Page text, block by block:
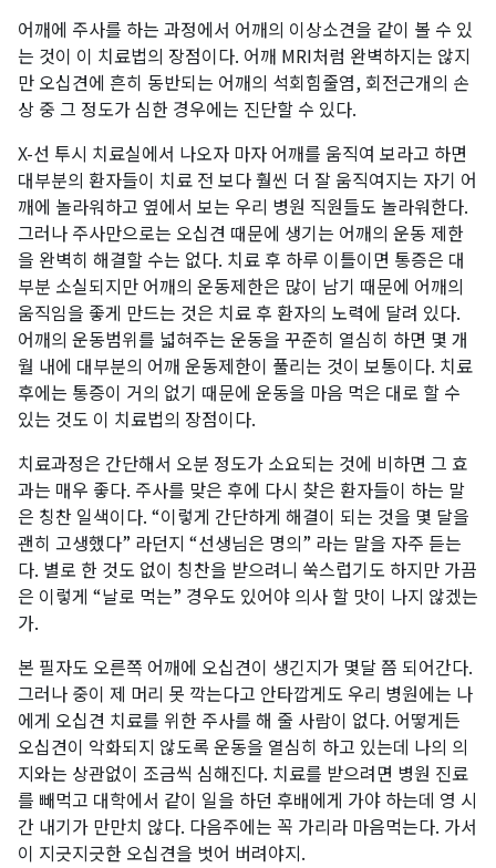
어깨에 주사를 하는 과정에서 어깨의 이상소견을 같이 볼 수 있
는 것이 이 치료법의 장점이다. 어깨 MRI처럼 완벽하지는 않지
만 오십견에 흔히 동반되는 어깨의 석회힘줄염, 회전근개의 손
상 중 그 정도가 심한 경우에는 진단할 수 있다.
X-선 투시 치료실에서 나오자 마자 어깨를 움직여 보라고 하면
대부분의 환자들이 치료 전 보다 훨씬 더 잘 움직여지는 자기 어
깨에 놀라워하고 옆에서 보는 우리 병원 직원들도 놀라워한다.
그러나 주사만으로는 오십견 때문에 생기는 어깨의 운동 제한
을 완벽히 해결할 수는 없다. 치료 후 하루 이틀이면 통증은 대
부분 소실되지만 어깨의 운동제한은 많이 남기 때문에 어깨의
움직임을 좋게 만드는 것은 치료 후 환자의 노력에 달려 있다.
어깨의 운동범위를 넓혀주는 운동을 꾸준히 열심히 하면 몇 개
월 내에 대부분의 어깨 운동제한이 풀리는 것이 보통이다. 치료
후에는 통증이 거의 없기 때문에 운동을 마음 먹은 대로 할 수
있는 것도 이 치료법의 장점이다.
치료과정은 간단해서 오분 정도가 소요되는 것에 비하면 그 효
과는 매우 좋다. 주사를 맞은 후에 다시 찾은 환자들이 하는 말
은 칭찬 일색이다. “이렇게 간단하게 해결이 되는 것을 몇 달을
괜히 고생했다” 라던지 “선생님은 명의” 라는 말을 자주 듣는
다. 별로 한 것도 없이 칭찬을 받으려니 쑥스럽기도 하지만 가끔
은 이렇게 “날로 먹는” 경우도 있어야 의사 할 맛이 나지 않겠는
가.
본 필자도 오른쪽 어깨에 오십견이 생긴지가 몇달 쯤 되어간다.
그러나 중이 제 머리 못 깍는다고 안타깝게도 우리 병원에는 나
에게 오십견 치료를 위한 주사를 해 줄 사람이 없다. 어떻게든
오십견이 악화되지 않도록 운동을 열심히 하고 있는데 나의 의
지와는 상관없이 조금씩 심해진다. 치료를 받으려면 병원 진료
를 빼먹고 대학에서 같이 일을 하던 후배에게 가야 하는데 영 시
간 내기가 만만치 않다. 다음주에는 꼭 가리라 마음먹는다. 가서
이 지긋지긋한 오십견을 벗어 버려야지.